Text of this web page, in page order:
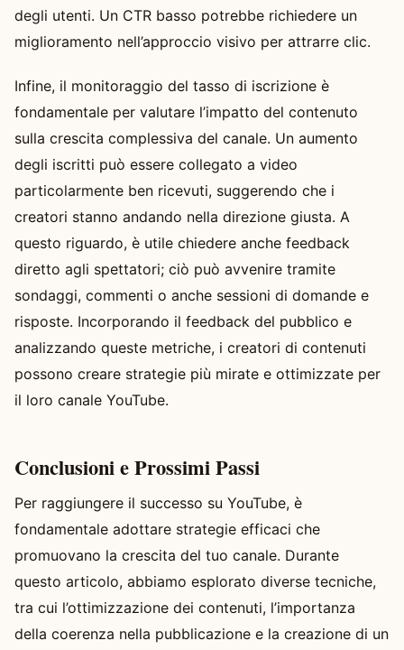
degli utenti. Un CTR basso potrebbe richiedere un
miglioramento nell’approccio visivo per attrarre clic.
Infine, il monitoraggio del tasso di iscrizione è
fondamentale per valutare l’impatto del contenuto
sulla crescita complessiva del canale. Un aumento
degli iscritti può essere collegato a video
particolarmente ben ricevuti, suggerendo che i
creatori stanno andando nella direzione giusta. A
questo riguardo, è utile chiedere anche feedback
diretto agli spettatori; ciò può avvenire tramite
sondaggi, commenti o anche sessioni di domande e
risposte. Incorporando il feedback del pubblico e
analizzando queste metriche, i creatori di contenuti
possono creare strategie più mirate e ottimizzate per
il loro canale YouTube.
Conclusioni e Prossimi Passi
Per raggiungere il successo su YouTube, è
fondamentale adottare strategie efficaci che
promuovano la crescita del tuo canale. Durante
questo articolo, abbiamo esplorato diverse tecniche,
tra cui l’ottimizzazione dei contenuti, l’importanza
della coerenza nella pubblicazione e la creazione di un